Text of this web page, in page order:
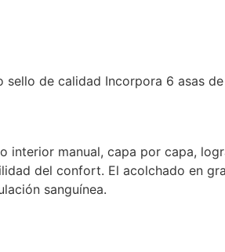
de calidad Incorpora 6 asas
interior manual, capa por capa,
del confort. El acolchado en
sanguínea.